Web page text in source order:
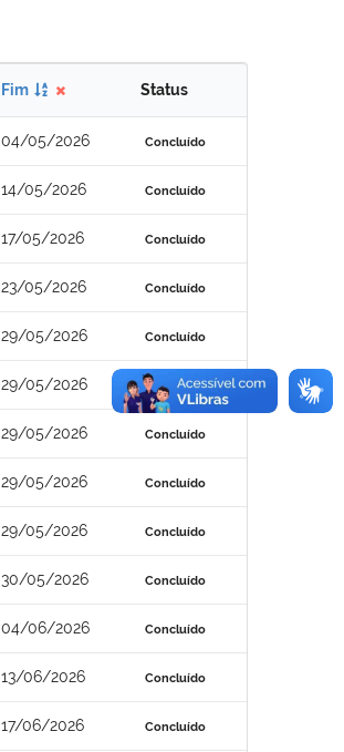
Fim Status
04/05/2026 Concluído
14/05/2026 Concluído
17/05/2026 Concluído
23/05/2026 Concluído
29/05/2026 Concluído
29/05/2026 Concluído
29/05/2026 Concluído
29/05/2026 Concluído
29/05/2026 Concluído
30/05/2026 Concluído
04/06/2026 Concluído
13/06/2026 Concluído
17/06/2026 Concluído